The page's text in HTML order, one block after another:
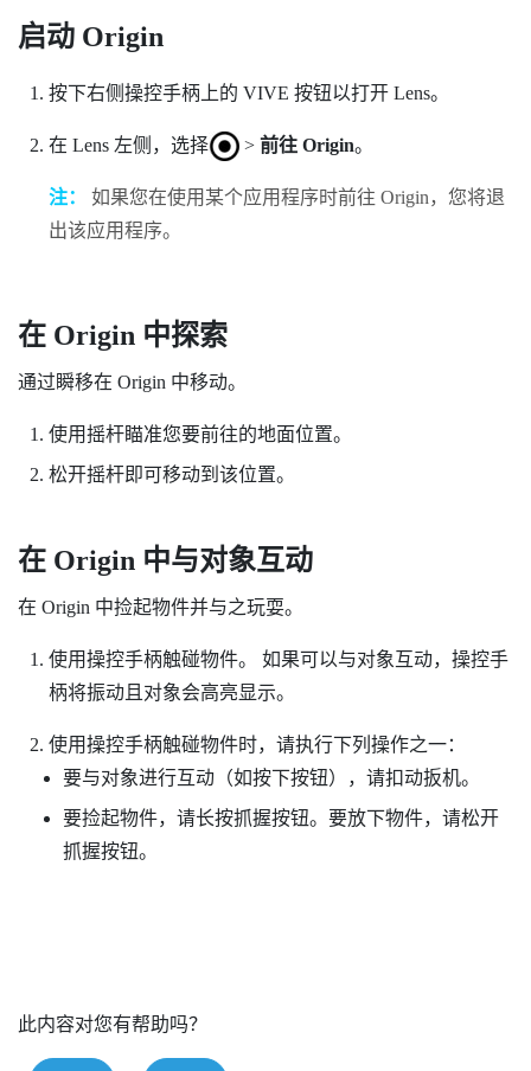
启动 Origin
按下右侧操控手柄上的 VIVE 按钮以打开 Lens。
在 Lens左侧，选择 > 前往 Origin。
注： 如果您在使用某个应用程序时前往 Origin，您将退
出该应用程序。
在 Origin 中探索
通过瞬移在 Origin 中移动。
使用摇杆瞄准您要前往的地面位置。
松开摇杆即可移动到该位置。
在 Origin 中与对象互动
在 Origin 中捡起物件并与之玩耍。
使用操控手柄触碰物件。 如果可以与对象互动，操控手
柄将振动且对象会高亮显示。
使用操控手柄触碰物件时，请执行下列操作之一：
要与对象进行互动（如按下按钮），请扣动扳机。
要捡起物件，请长按抓握按钮。要放下物件，请松开
抓握按钮。
此内容对您有帮助吗？